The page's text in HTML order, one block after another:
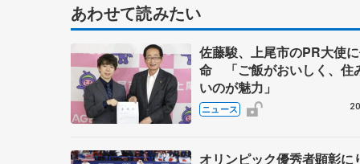
あわせて読みたい
佐藤駿、上尾市のPR大使
命 「ご飯がおいしく、住
いのが魅力」
ニュース
オリンピック優秀者顕彰に